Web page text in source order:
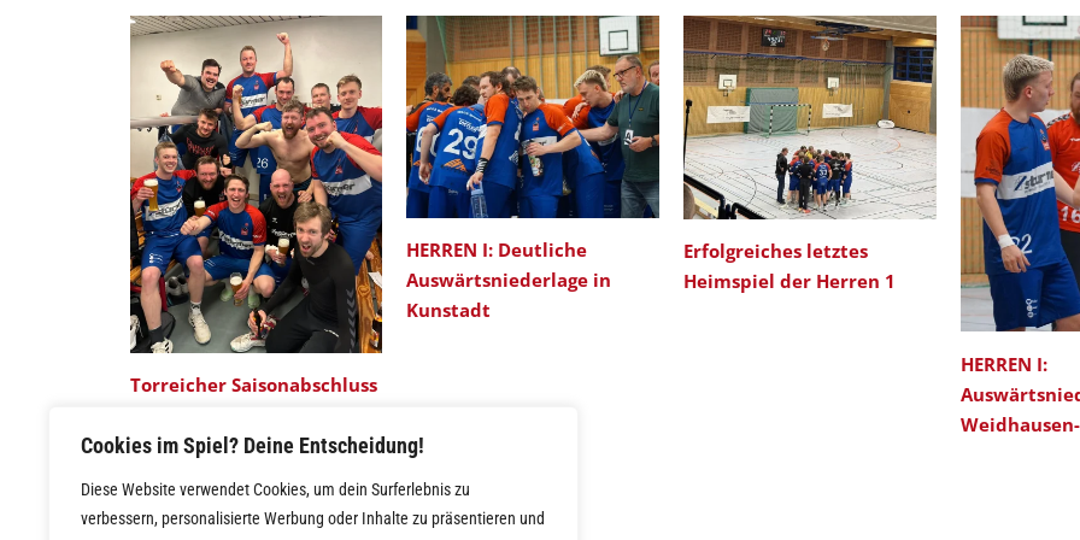
Cookies im Spiel? Deine Entscheidung!
Diese Website verwendet Cookies, um dein Surferlebnis zu
verbessern, personalisierte Werbung oder Inhalte zu präsentieren und
Torreicher Saisonabschluss
HERREN I: Deutliche
Auswärtsniederlage in
Kunstadt
Erfolgreiches letztes
Heimspiel der Herren 1
HERREN I: